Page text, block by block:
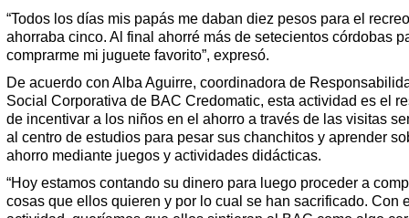
“Todos los días mis papás me daban diez pesos para el
ahorraba cinco. Al final ahorré más de setecientos córdobas
comprarme mi juguete favorito”, expresó.
De acuerdo con Alba Aguirre, coordinadora de
Social Corporativa de BAC Credomatic, esta actividad es el
de incentivar a los niños en el ahorro a través de las visitas
al centro de estudios para pesar sus chanchitos y aprender
ahorro mediante juegos y actividades didácticas.
“Hoy estamos contando su dinero para luego proceder a
cosas que ellos quieren y por lo cual se han sacrificado. Con